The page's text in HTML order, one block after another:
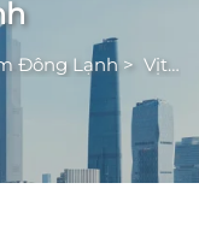
Đông Lạnh> Vịt đông lạnh